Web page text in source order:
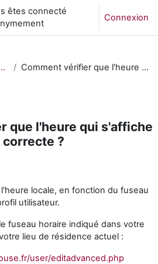
saisie de recherche
êtes connecté
Connexion
pour bien démarrer Comment vérifier que l'heure qui s'affiche dans Moodle est correcte ?
que l'heure qui s'affiche
?
locale, en fonction du fuseau
utilisateur.
fuseau horaire indiqué dans votre
lieu de résidence actuel :
user/editadvanced.php